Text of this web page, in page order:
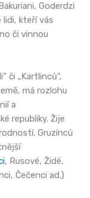
Goderdzi
kteří vás
či vinnou
či „Kartlinců“,
má rozlohu
a
republiky. Žije
Gruzínců
, Rusové, Židé,
Čečenci ad.)